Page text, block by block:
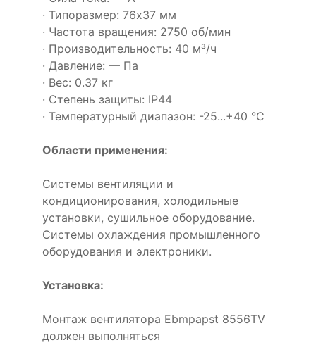
· Типоразмер: 76x37 мм
· Частота вращения: 2750 об/мин
· Производительность: 40 м³/ч
· Давление: — Па
· Вес: 0.37 кг
· Степень защиты: IP44
· Температурный диапазон: -25...+40 °C
Области применения:
Системы вентиляции и
кондиционирования, холодильные
установки, сушильное оборудование.
Системы охлаждения промышленного
оборудования и электроники.
Установка:
Монтаж вентилятора Ebmpapst 8556TV
должен выполняться